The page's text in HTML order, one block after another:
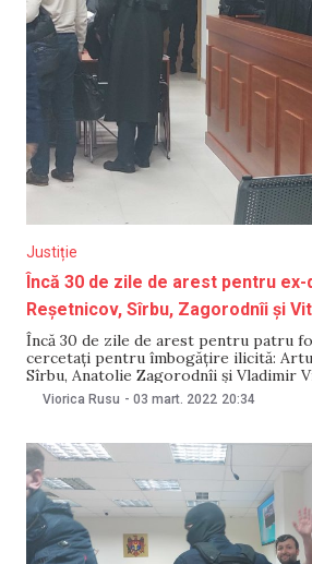
Justiție
Încă 30 de zile de arest pentru
Reșetnicov, Sîrbu, Zagorodnîi și
Încă 30 de zile de arest pentru patru
cercetați pentru îmbogățire ilicită:
Sîrbu, Anatolie Zagorodnîi și Vladimir
acest sens a fost pronunțată de către
sediul Ciocana. Informația a fost
Viorica Rusu - 03 mart. 2022 20:34